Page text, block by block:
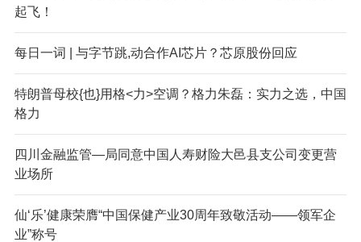
起飞！
每日一词 | 与字节跳,动合作AI芯片？芯原股份回应
特朗普母校{也}用格<力>空调？格力朱磊：实力之选，中国
格力
四川金融监管—局同意中国人寿财险大邑县支公司变更营
业场所
仙‘乐’健康荣膺“中国保健产业30周年致敬活动——领军企
业”称号